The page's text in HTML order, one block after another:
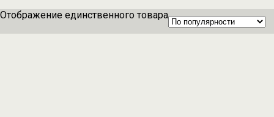
Отображение единственного товара